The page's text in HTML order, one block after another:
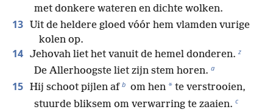
met donkere wateren en dichte wolken.
13 Uit de heldere gloed vóór hem vlamden vurige
kolen op.
14 Jehovah liet het vanuit de hemel donderen. z
De Allerhoogste liet zijn stem horen. a
15 Hij schoot pijlen af b om hen * te verstrooien,
stuurde bliksem om verwarring te zaaien. c